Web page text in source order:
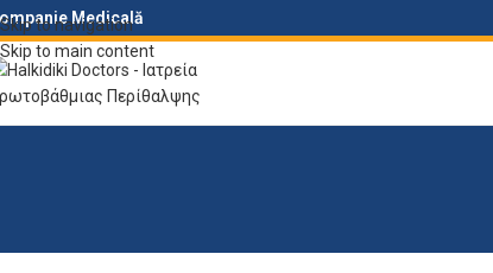
Skip to navigation
Skip to main content
Medicală